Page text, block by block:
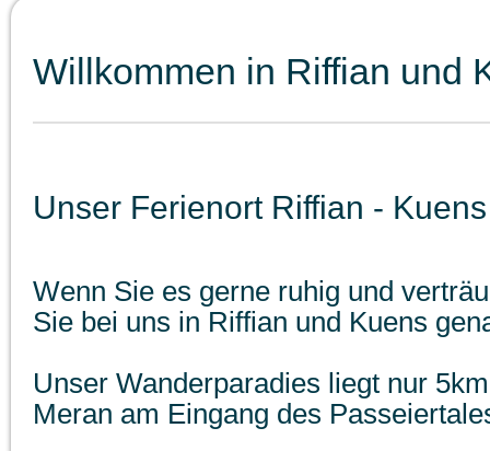
Willkommen in Riffian und
Unser Ferienort Riffian - Kuens
Wenn Sie es gerne ruhig und
Sie bei uns in Riffian und Kuens
Unser Wanderparadies liegt nur
Meran am Eingang des